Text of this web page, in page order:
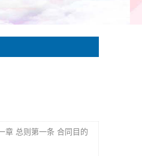
章 总则第一条 合同目的